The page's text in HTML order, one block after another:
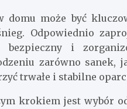
może być
Odpowiednio
i
zarówno sanek,
trwałe i stabilne
krokiem jest wybór